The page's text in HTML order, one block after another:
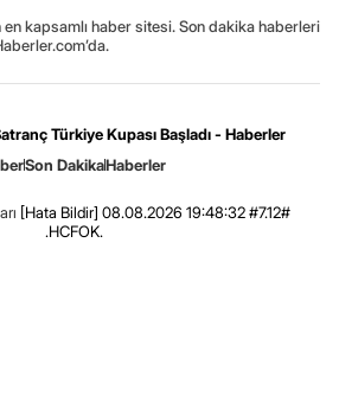
en kapsamlı haber sitesi. Son dakika haberleri
Türkiye Kupası Başladı - Haberler
Son DakikaHaberler
[Hata Bildir] 08.08.2026 19:48:32 #7.12#
.HCFOK.